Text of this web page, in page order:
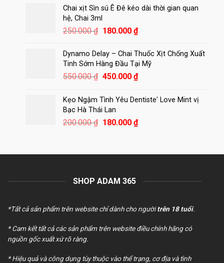
là:
400.000 ₫.
tại
350.000 ₫.
Chai xịt Sìn sú Ê Đê kéo dài thời gian quan
hệ, Chai 3ml
250.000₫ Giá
là:
250.000 ₫.
180.000 ₫Giá
tại
là:
180.000 ₫.
Dynamo Delay – Chai Thuốc Xịt Chống Xuất
Tinh Sớm Hàng Đầu Tại Mỹ
550.000₫ Giá
là:
550.000 ₫.
450.000 ₫Giá
tại
450.000 ₫.
Kẹo Ngậm Tình Yêu Dentiste' Love Mint vị
Bạc Hà Thái Lan
200.000₫ Giá
200.000 ₫.
180.000 ₫Giá
là:
SHOP ADAM 365
*Tất cả sản phẩm trên website chỉ dành cho ngườitrên 18 tuổi.
* Cam kết tất cả các sản phẩm trên website điều chính hãng có
nguồn gốc xuất xứ rõ ràng.
* Hiệu quả và công dụng tùy thuộc vào thể trạng, cơ địa và tình